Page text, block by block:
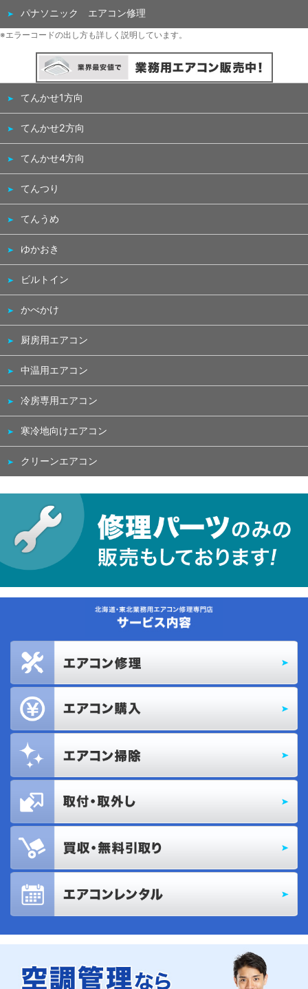
パナソニック エアコン修理
※エラーコードの出し方も詳しく説明しています。
てんかせ1方向
てんかせ2方向
てんかせ4方向
てんつり
てんうめ
ゆかおき
ビルトイン
かべかけ
厨房用エアコン
中温用エアコン
冷房専用エアコン
寒冷地向けエアコン
クリーンエアコン